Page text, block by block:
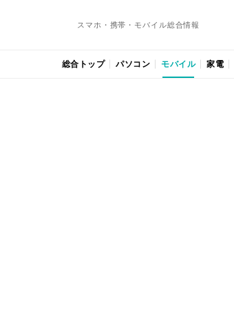
スマホ・携帯・モバイル総合情報
総合トップ パソコン モバイル 家電